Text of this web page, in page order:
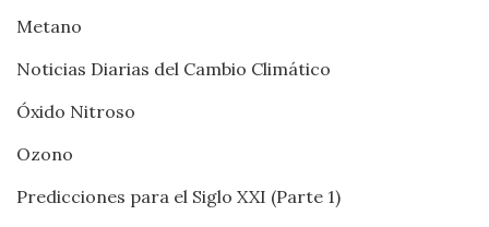
Metano
Noticias Diarias del Cambio Climático
Óxido Nitroso
Ozono
Predicciones para el Siglo XXI (Parte 1)